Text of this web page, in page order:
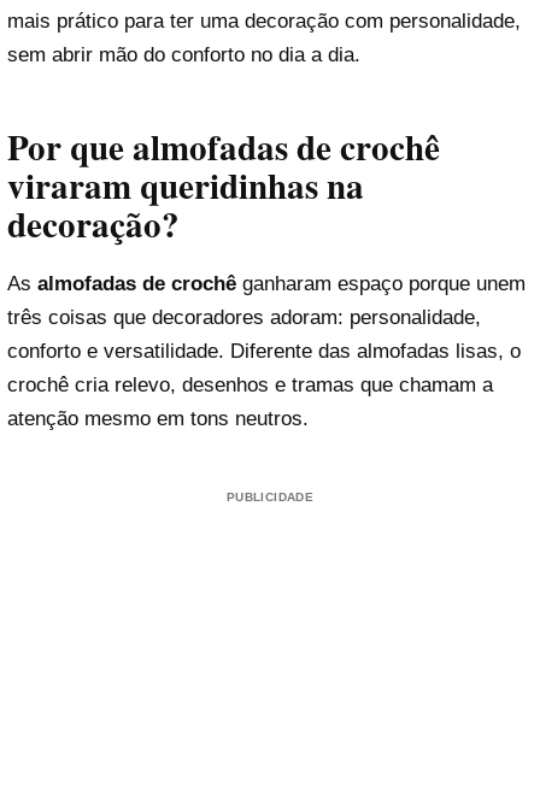
mais prático para ter uma decoração com personalidade,
sem abrir mão do conforto no dia a dia.
Por que almofadas de crochê
viraram queridinhas na
decoração?
As almofadas de crochê ganharam espaço porque unem
três coisas que decoradores adoram: personalidade,
conforto e versatilidade. Diferente das almofadas lisas, o
crochê cria relevo, desenhos e tramas que chamam a
atenção mesmo em tons neutros.
PUBLICIDADE